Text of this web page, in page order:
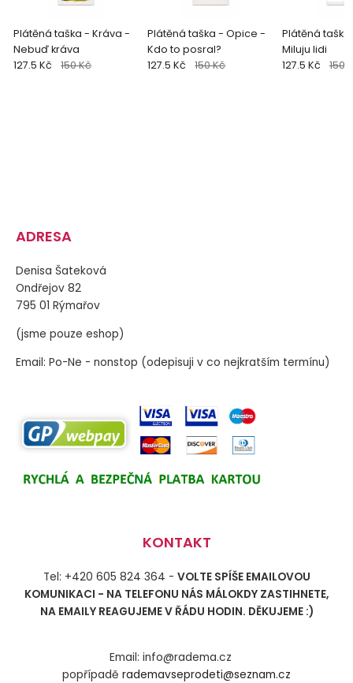
Plátěná taška - Kráva -
Nebuď kráva
127.5 Kč 150 Kč
Plátěná taška - Opice -
Kdo to posral?
127.5 Kč 150 Kč
Plátěná
Miluju lidi
127.5 Kč 150
ADRESA
Denisa Šateková
Ondřejov 82
795 01 Rýmařov
(jsme pouze eshop)
Email: Po-Ne - nonstop (odepisuji v co nejkratším termínu)
KONTAKT
Tel: +420 605 824 364 - VOLTE SPÍŠE EMAILOVOU
KOMUNIKACI - NA TELEFONU NÁS MÁLOKDY ZASTIHNETE,
NA EMAILY REAGUJEME V ŘÁDU HODIN. DĚKUJEME :)
Email: info@radema.cz
popřípadě rademavseprodeti@seznam.cz